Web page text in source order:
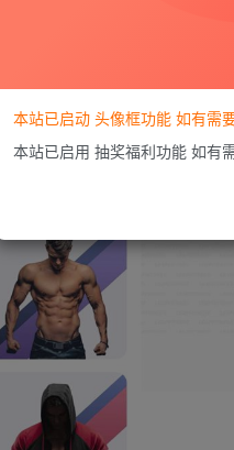
本站已启动 头像框功能 如有需
本站已启用 抽奖福利功能 如有